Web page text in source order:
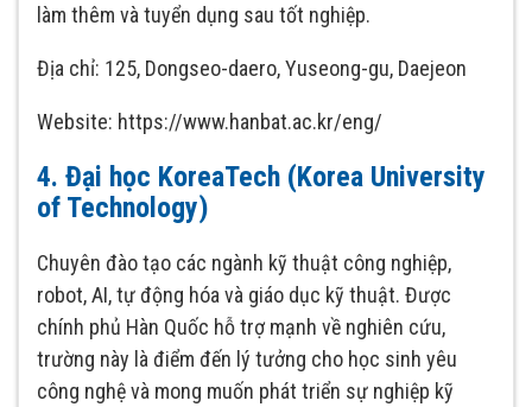
làm thêm và tuyển dụng sau tốt nghiệp.
Địa chỉ: 125, Dongseo-daero, Yuseong-gu, Daejeon
Website: https://www.hanbat.ac.kr/eng/
4. Đại học KoreaTech (Korea University
of Technology)
Chuyên đào tạo các ngành kỹ thuật công nghiệp,
robot, AI, tự động hóa và giáo dục kỹ thuật. Được
chính phủ Hàn Quốc hỗ trợ mạnh về nghiên cứu,
trường này là điểm đến lý tưởng cho học sinh yêu
công nghệ và mong muốn phát triển sự nghiệp kỹ